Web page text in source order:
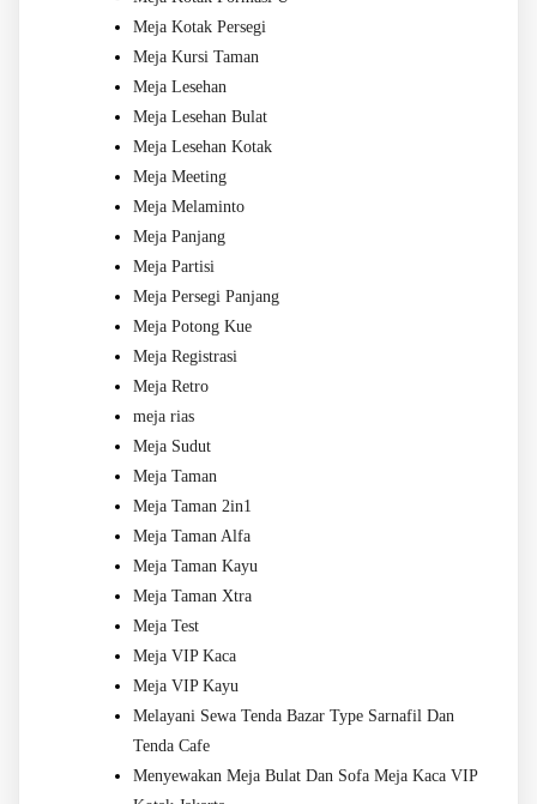
Meja Kotak Persegi
Meja Kursi Taman
Meja Lesehan
Meja Lesehan Bulat
Meja Lesehan Kotak
Meja Meeting
Meja Melaminto
Meja Panjang
Meja Partisi
Meja Persegi Panjang
Meja Potong Kue
Meja Registrasi
Meja Retro
meja rias
Meja Sudut
Meja Taman
Meja Taman 2in1
Meja Taman Alfa
Meja Taman Kayu
Meja Taman Xtra
Meja Test
Meja VIP Kaca
Meja VIP Kayu
Melayani Sewa Tenda Bazar Type Sarnafil Dan
Tenda Cafe
Menyewakan Meja Bulat Dan Sofa Meja Kaca VIP